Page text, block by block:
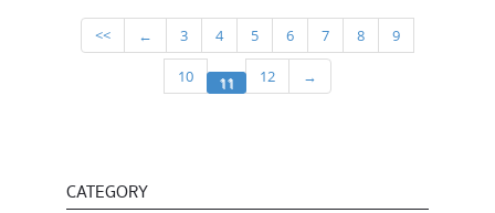
<< ← 3 4 5 6 7 8 9
10 11 12 →
CATEGORY